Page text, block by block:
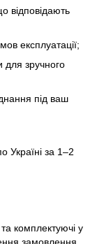
відповідають
експлуатації;
для зручного
під ваш
Україні за 1–2
комплектуючі у